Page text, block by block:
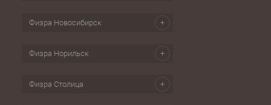
Физра Новосибирск
Физра Норильск
Физра Столица